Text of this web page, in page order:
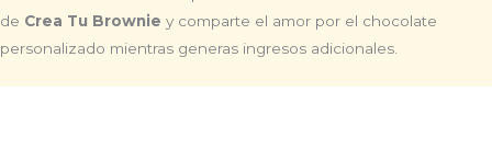
de Crea Tu Brownie y comparte el amor por el chocolate
personalizado mientras generas ingresos adicionales.​